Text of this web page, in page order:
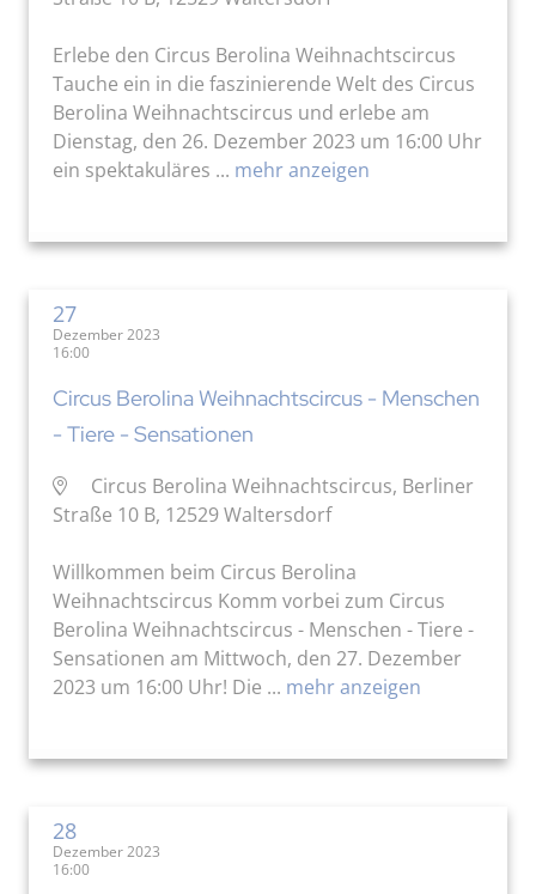
Erlebe den Circus Berolina Weihnachtscircus
Tauche ein in die faszinierende Welt des Circus
Berolina Weihnachtscircus und erlebe am
Dienstag, den 26. Dezember 2023 um 16:00 Uhr
ein spektakuläres ... mehr anzeigen
27
Dezember 2023
16:00
Circus Berolina Weihnachtscircus - Menschen
- Tiere - Sensationen
Circus Berolina Weihnachtscircus, Berliner
Straße 10 B, 12529 Waltersdorf
Willkommen beim Circus Berolina
Weihnachtscircus Komm vorbei zum Circus
Berolina Weihnachtscircus - Menschen - Tiere -
Sensationen am Mittwoch, den 27. Dezember
2023 um 16:00 Uhr! Die ... mehr anzeigen
28
Dezember 2023
16:00